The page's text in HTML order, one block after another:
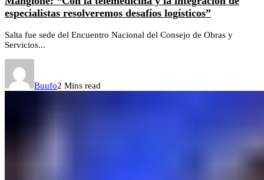
especialistas resolveremos desafíos logísticos”
Salta fue sede del Encuentro Nacional del Consejo de Obras y
Servicios...
Buufo2 Mins read